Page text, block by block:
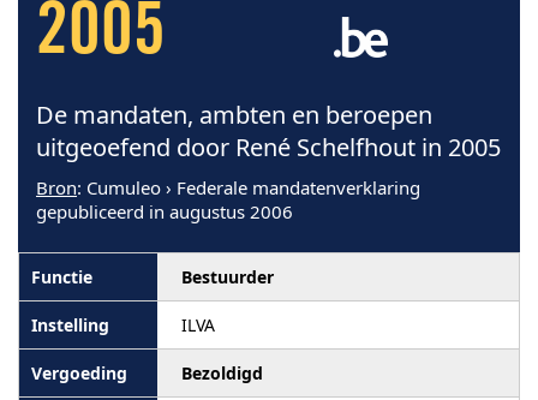
2005
De mandaten, ambten en beroepen
uitgeoefend door René Schelfhout in 2005
Bron: Cumuleo › Federale mandatenverklaring
gepubliceerd in augustus 2006
Bestuurder
ILVA
Bezoldigd